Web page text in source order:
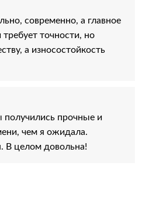
современно, а главное
точности, но
а износостойкость
прочные и
чем я ожидала.
В целом довольна!